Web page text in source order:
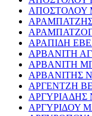
ΑΠΟΣΤΟΛΟΥ
ΑΡΑΠΙΔΗ
ΑΡΒΑΝΙΤΗ
ΑΡΒΑΝΙΤΗ
ΑΡΒΑΝΙΤΗΣ
ΑΡΓΕΝΤΖΗ
ΑΡΓΥΡΙΑΔΗΣ
ΑΡΓΥΡΙΔΟΥ